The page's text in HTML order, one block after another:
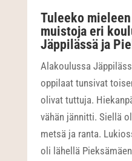
Tuleeko
muistoja eri
Jäppilässä ja
Alakoulussa
oppilaat tunsivat
olivat tuttuja.
vähän jännitti. Siellä
metsä ja ranta.
oli lähellä